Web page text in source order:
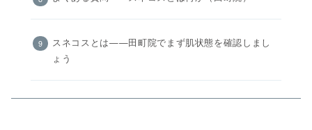
スネコスとは——田町院でまず肌状態を確認しまし
ょう